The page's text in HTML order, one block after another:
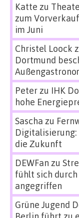
Katte zu
zum
im Juni
Christel Loock
Dortmund
Peterzu IHK
hohe
Sascha zu
Digitalisierung:
die Zukunft
DEWFan zu
fühlt sich
angegriffen
Grüne Jugend